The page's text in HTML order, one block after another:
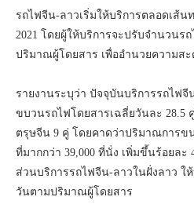
รถไฟจีน-ลาวเริ่มให้บริการตลอดเส้น
2021 โดยผู้ให้บริการจะปรับจำนวนร
ปริมาณผู้โดยสาร เพื่ออำนวยความสะ
รายงานระบุว่า ปัจจุบันบริการรถไฟจี
ขบวนรถไฟโดยสารเฉลี่ยวันละ 28.5
ตรุษจีน 9 คู่ โดยคาดว่าปริมาณการข
ที่มากกว่า 39,000 ที่นั่ง เพิ่มขึ้นร้อยละ
ส่วนบริการรถไฟจีน-ลาวในฝั่งลาว ใ
วันตามปริมาณผู้โดยสาร